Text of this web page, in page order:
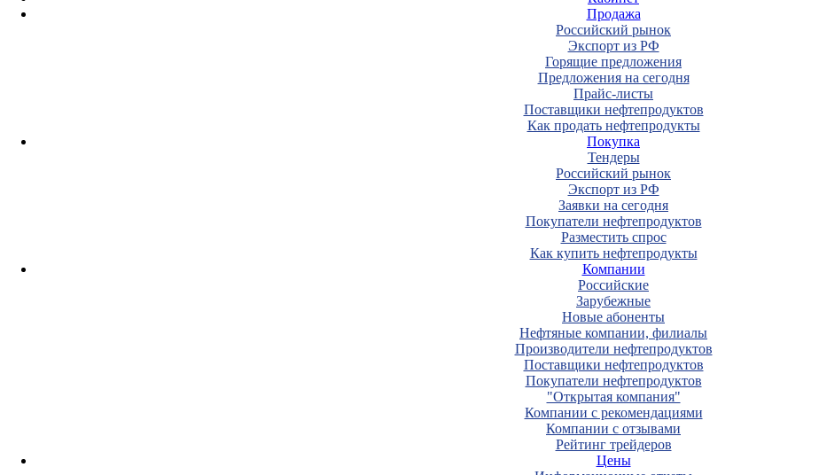
Продажа
Российский рынок
Экспорт из РФ
Горящие предложения
Предложения на сегодня
Прайс-листы
Поставщики нефтепродуктов
Как продать нефтепродукты
Покупка
Тендеры
Российский рынок
Экспорт из РФ
Заявки на сегодня
Покупатели нефтепродуктов
Разместить спрос
Как купить нефтепродукты
Компании
Российские
Зарубежные
Новые абоненты
Нефтяные компании, филиалы
Производители нефтепродуктов
Поставщики нефтепродуктов
Покупатели нефтепродуктов
"Открытая компания"
Компании с рекомендациями
Компании с отзывами
Рейтинг трейдеров
Цены